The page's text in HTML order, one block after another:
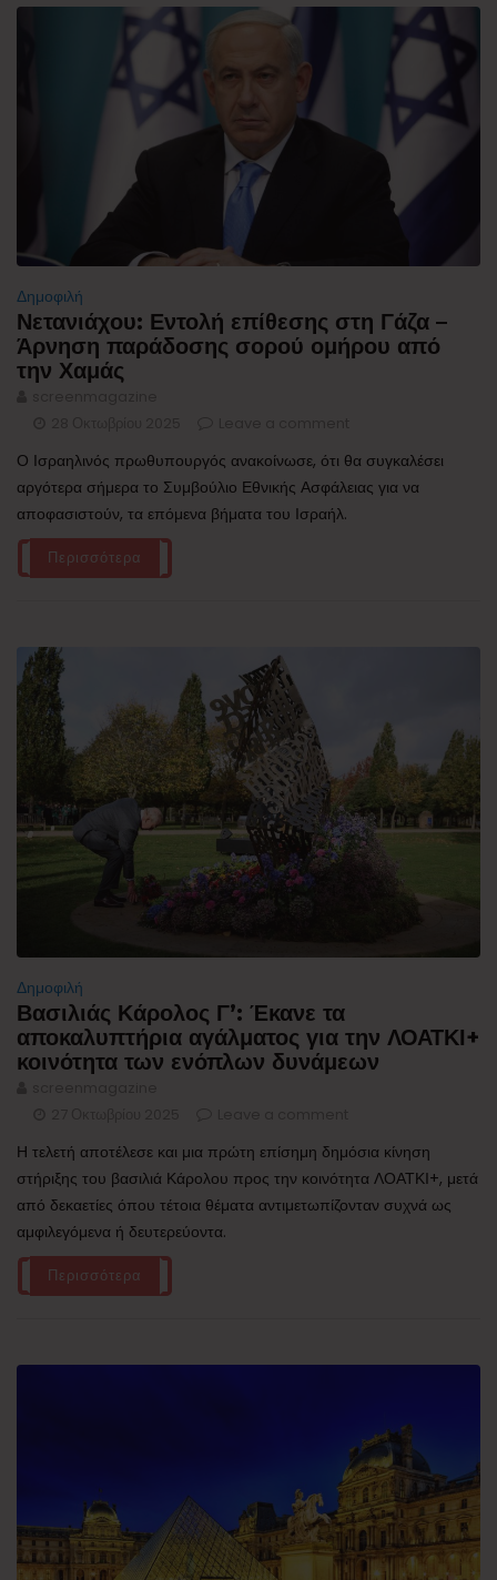
Δημοφιλή
Νετανιάχου: Εντολή επίθεσης στη Γάζα –
Άρνηση παράδοσης σορού ομήρου από
την Χαμάς
Ο Ισραηλινός πρωθυπουργός ανακοίνωσε, ότι θα συγκαλέσει
αργότερα σήμερα το Συμβούλιο Εθνικής Ασφάλειας για να
αποφασιστούν, τα επόμενα βήματα του Ισραήλ.
Περισσότερα
Δημοφιλή
Βασιλιάς Κάρολος Γ’: Έκανε τα
αποκαλυπτήρια αγάλματος για την ΛΟΑΤΚΙ+
κοινότητα των ενόπλων δυνάμεων
Η τελετή αποτέλεσε και μια πρώτη επίσημη δημόσια κίνηση
στήριξης του βασιλιά Κάρολου προς την κοινότητα ΛΟΑΤΚΙ+, μετά
από δεκαετίες όπου τέτοια θέματα αντιμετωπίζονταν συχνά ως
αμφιλεγόμενα ή δευτερεύοντα.
Περισσότερα